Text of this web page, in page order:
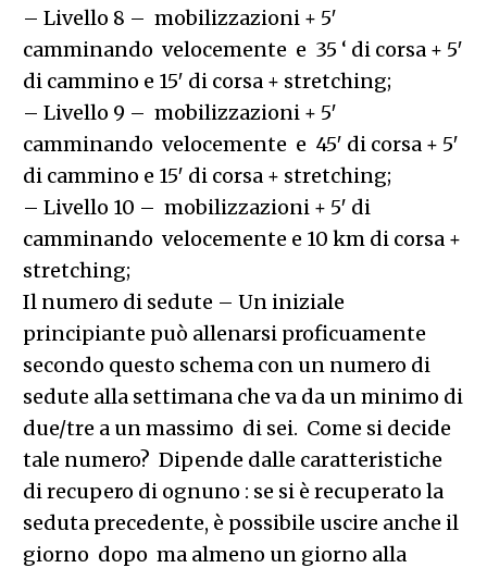
– Livello 8 – mobilizzazioni + 5′
camminando velocemente e 35 ‘ di corsa + 5′
di cammino e 15′ di corsa + stretching;
– Livello 9 – mobilizzazioni + 5′
camminando velocemente e 45′ di corsa + 5′
di cammino e 15′ di corsa + stretching;
– Livello 10 – mobilizzazioni + 5′ di
camminando velocemente e 10 km di corsa +
stretching;
Il numero di sedute – Un iniziale
principiante può allenarsi proficuamente
secondo questo schema con un numero di
sedute alla settimana che va da un minimo di
due/tre a un massimo di sei. Come si decide
tale numero? Dipende dalle caratteristiche
di recupero di ognuno : se si è recuperato la
seduta precedente, è possibile uscire anche il
giorno dopo ma almeno un giorno alla